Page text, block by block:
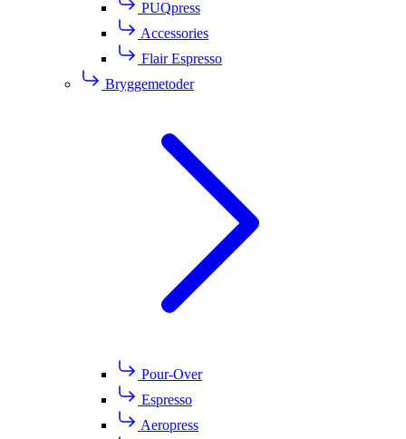
PUQpress
Accessories
Flair Espresso
Bryggemetoder
Pour-Over
Espresso
Aeropress